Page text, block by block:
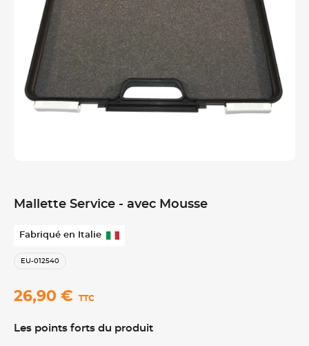
Mallette Service - avec Mousse
Fabriqué en Italie
EU-012540
26,90 € TTC
Les points forts du produit